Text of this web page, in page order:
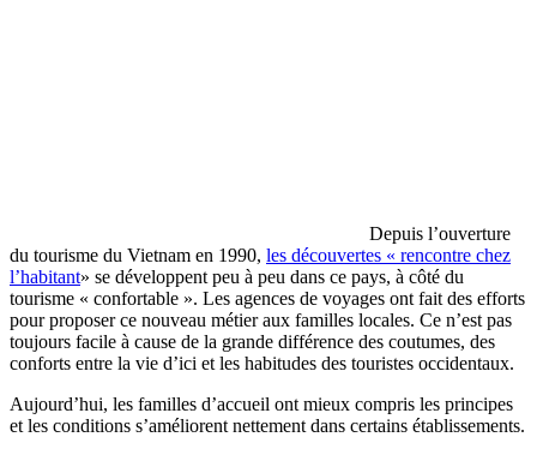
Depuis l’ouverture
du tourisme du Vietnam en 1990, les découvertes « rencontre chez
l’habitant» se développent peu à peu dans ce pays, à côté du
tourisme « confortable ». Les agences de voyages ont fait des efforts
pour proposer ce nouveau métier aux familles locales. Ce n’est pas
toujours facile à cause de la grande différence des coutumes, des
conforts entre la vie d’ici et les habitudes des touristes occidentaux.
Aujourd’hui, les familles d’accueil ont mieux compris les principes
et les conditions s’améliorent nettement dans certains établissements.